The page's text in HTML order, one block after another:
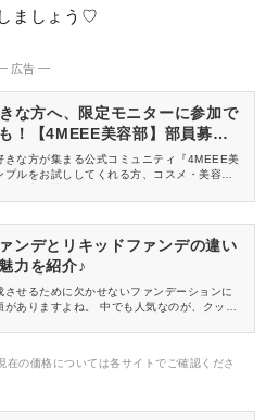
ましょう♡
広告 ―
な方へ、限定モニターに参加で
！【4MEEE美容部】部員募集
きな方が集まる公式コミュニティ『4MEEE美
ルをお試ししてくれる方、コスメ・美容情報
ンデとリキッドファンデの違い
力を紹介♪
させるために欠かせないファンデーションに
ありますよね。 中でも人気なのが、クッシ
とで人気がありますが、詳しい違いを知らな
とリキッドファンデの違いやそれぞれの特
の価格については各サイトでご確認くださ